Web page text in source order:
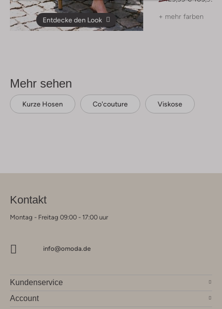
Entdecke den Look + mehr farben
Mehr sehen
Kurze Hosen Co'couture Viskose
Kontakt
Montag - Freitag 09:00 - 17:00 uur
info@omoda.de
Kundenservice
Account